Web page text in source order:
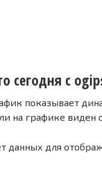
сегодня с
показывает
на графике виден
данных для